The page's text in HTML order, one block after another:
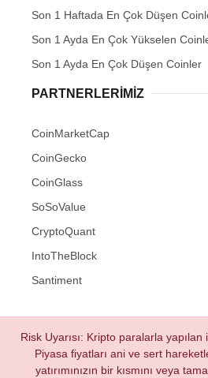
Son 1 Haftada En Çok Düşen
Son 1 Ayda En Çok Yükselen
Son 1 Ayda En Çok Düşen Coinler
PARTNERLERIMIZ
CoinMarketCap
CoinGecko
CoinGlass
SoSoValue
CryptoQuant
IntoTheBlock
Santiment
Risk Uyarısı: Kripto paralarla
Piyasa fiyatları ani ve sert
yatırımınızın bir kısmını veya